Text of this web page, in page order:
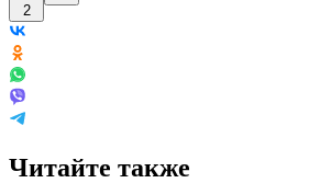
2
Читайте также